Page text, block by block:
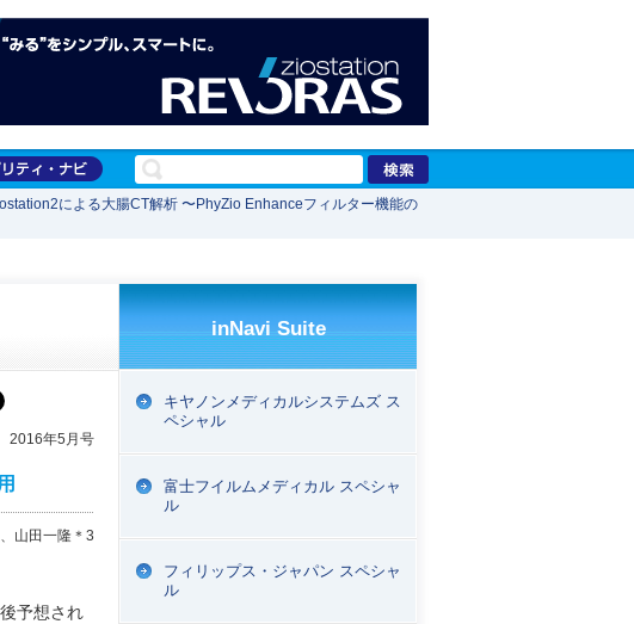
による大腸CT解析 〜PhyZio Enhanceフィルター機能の
2016年5月号
山田一隆＊3
予想され
inNavi Suite
キヤノンメディカルシステムズ ス
ペシャル
富士フイルムメディカル スペシャ
ル
フィリップス・ジャパン スペシャ
ル